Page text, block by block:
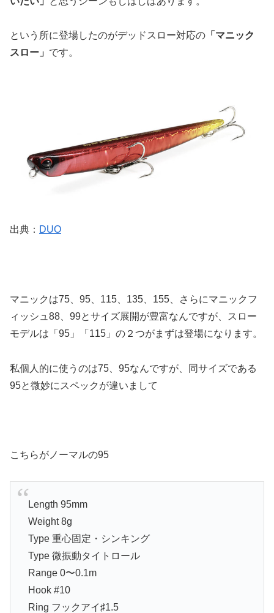
という所に登場したのがデッドスロー対応の 「マニック
スロー」 です。
出典： DUO
マニックは75、95、115、135、155、さらにマニックフ
ィッシュ88、99とサイズ展開が豊富なんですが、スロー
モデルは「95」「115」の２つがまずは登場になります。
私個人的に使うのは75、95なんですが、同サイズである
95と微妙にスペックが違いまして
こちらがノーマルの95
Length 95mm
Weight 8g
Type 重心固定・シンキング
Type 微振動タイトロール
Range 0〜0.1m
Hook #10
Ring フックアイ♯1.5